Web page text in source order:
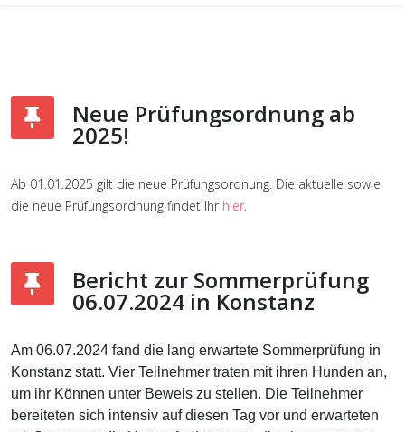
Neue Prüfungsordnung ab
2025!
Ab 01.01.2025 gilt die neue Prüfungsordnung. Die aktuelle sowie
die neue Prüfungsordnung findet Ihr hier
Bericht zur Sommerprüfung
06.07.2024 in Konstanz
Am 06.07.2024 fand die lang erwartete Sommerprüfung in
Konstanz statt. Vier Teilnehmer traten mit ihren Hunden an,
um ihr Können unter Beweis zu stellen. Die Teilnehmer
bereiteten sich intensiv auf diesen Tag vor und erwarteten